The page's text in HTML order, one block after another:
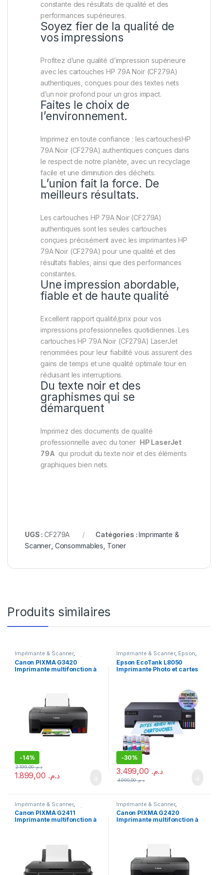
constante des résultats de qualité et des
performances supérieures.
Soyez fier de la qualité de
vos impressions
Profitez d’une qualité d’impression supérieure
avec les cartouches HP 79A Noir (CF279A)
authentiques, conçues pour des textes nets
d’un noir profond pour un gros impact.
Faites le choix de
l’environnement.
Imprimez en toute confiance : les cartouchesHP
79A Noir (CF279A) authentiques conçues dans
le respect de notre planète, avec un recyclage
facile et une diminution des déchets.
L’union fait la force. De
meilleurs résultats.
Les cartouches HP 79A Noir (CF279A)
authentiques sont les seules cartouches
conçues précisément avec les imprimantes HP
79A Noir (CF279A) pour une qualité et des
résultats fiables, ainsi que des performances
constantes.
Une impression abordable,
fiable et de haute qualité
Excellent rapport qualité/prix pour vos
impressions professionnelles quotidiennes. Les
cartouches HP 79A Noir (CF279A) LaserJet
renommées pour leur fiabilité vous assurent des
gains de temps et une qualité optimale tour en
réduisant les interruptions.
Du texte noir et des
graphismes qui se
démarquent
Imprimez des documents de qualité
professionnelle avec du toner HP LaserJet
79A qui produit du texte noir et des éléments
graphiques bien nets.
UGS :CF279A Catégories :Imprimante &
Scanner Consommables Toner
Produits similaires
Imprimante & Scanner,
Imprimante Imprimante à
réservoirs rechargeables
Meilleures ventes
Canon PIXMA G3420
Imprimante multifonction à
-14%
د.م.
د.م.2.199,00
Imprimante & Scanner, Epson
Imprimante Imprimante à
réservoirs rechargeables
Meilleures ventes,Multifonction
Jet d'encre
Epson EcoTank L8050
Imprimante Photo et cartes
-30%
د.م.
د.م.4.990,00
Imprimante & Scanner,
Imprimante, Imprimante à
réservoirs rechargeables
Imprimante Jet d'encre
Canon PIXMA G2411
Imprimante multifonction à
Imprimante & Scanner,
Imprimante, Imprimante à
réservoirs rechargeables
Multifonction Jet d'encre
Canon PIXMA G2420
Imprimante multifonction à